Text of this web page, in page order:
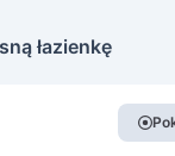
łazienkę